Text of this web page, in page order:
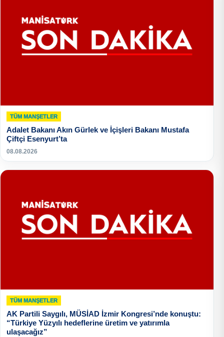
TÜM MANŞETLER
Adalet Bakanı Akın Gürlek ve İçişleri Bakanı Mustafa
Çiftçi Esenyurt’ta
08.08.2026
TÜM MANŞETLER
AK Partili Saygılı, MÜSİAD İzmir Kongresi’nde konuştu:
“Türkiye Yüzyılı hedeflerine üretim ve yatırımla
ulaşacağız”